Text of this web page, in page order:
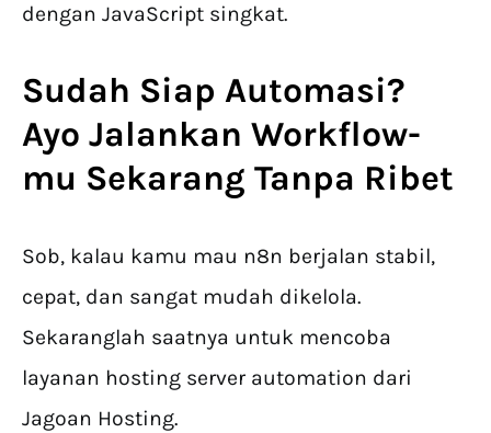
dengan JavaScript singkat.
Sudah Siap Automasi?
Ayo Jalankan Workflow-
mu Sekarang Tanpa Ribet
Sob, kalau kamu mau n8n berjalan stabil,
cepat, dan sangat mudah dikelola.
Sekaranglah saatnya untuk mencoba
layanan hosting server automation dari
Jagoan Hosting.